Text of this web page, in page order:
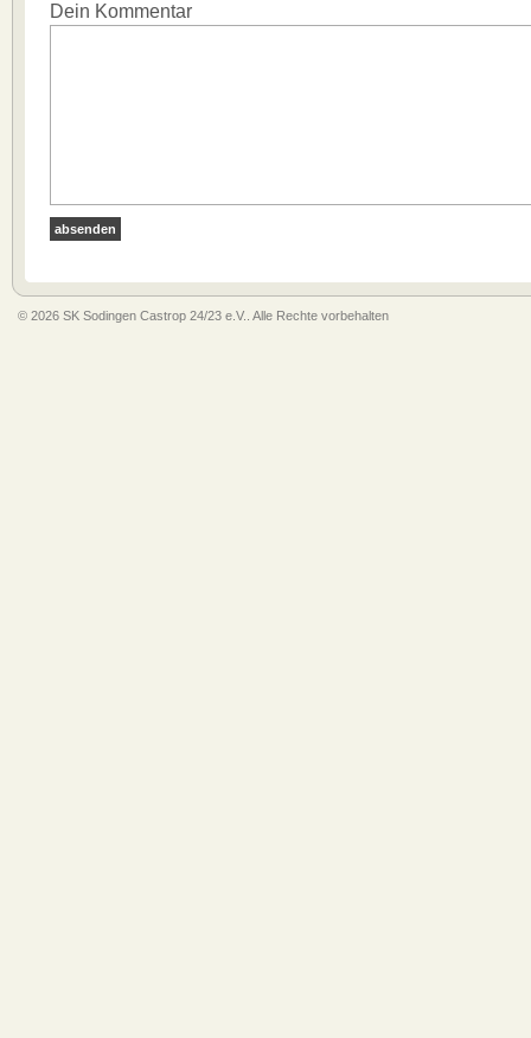
Dein Kommentar
© 2026 SK Sodingen Castrop 24/23 e.V.. Alle Rechte vorbehalten